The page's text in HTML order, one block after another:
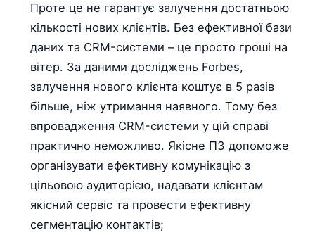
Проте це не гарантує залучення достатньою
кількості нових клієнтів. Без ефективної бази
даних та CRM-системи – це просто гроші на
вітер. За даними досліджень Forbes,
залучення нового клієнта коштує в 5 разів
більше, ніж утримання наявного. Тому без
впровадження CRM-системи у цій справі
практично неможливо. Якісне ПЗ допоможе
організувати ефективну комунікацію з
цільовою аудиторією, надавати клієнтам
якісний сервіс та провести ефективну
сегментацію контактів;